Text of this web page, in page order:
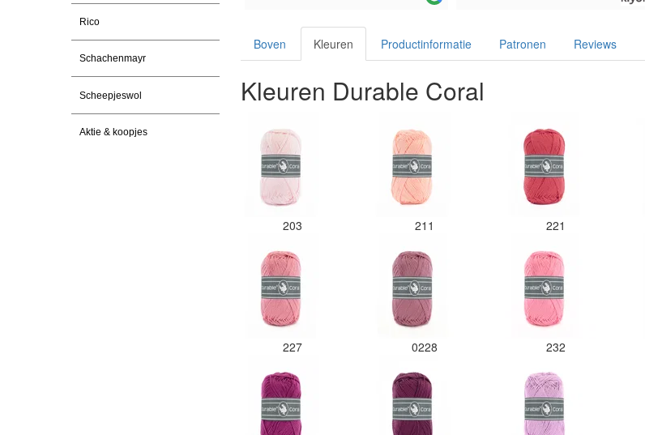
Rico
Schachenmayr
Scheepjeswol
Aktie & koopjes
Boven Kleuren Productinformatie Patronen Reviews
Kleuren Durable Coral
203 211 221
227 0228 232